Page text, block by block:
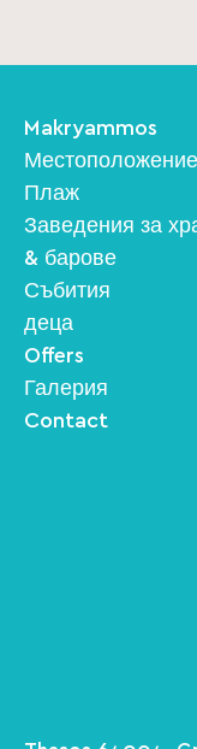
Makryammos
Местоположение
Плаж
Заведения за
& барове
Събития
деца
Offers
Галерия
Contact